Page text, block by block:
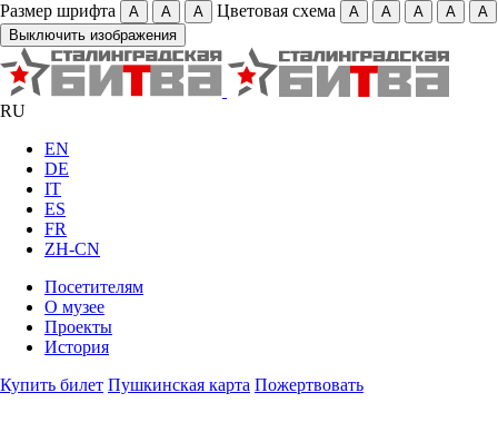
Размер шрифта А А А Цветовая схема А А А А
А
Выключить изображения
RU
EN
DE
IT
ES
FR
ZH-CN
Посетителям
О музее
Проекты
История
Купить билет Пушкинская карта Пожертвовать